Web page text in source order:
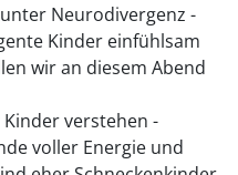
Neurodivergenz -
Kinder einfühlsam
wir an diesem Abend
verstehen -
voller Energie und